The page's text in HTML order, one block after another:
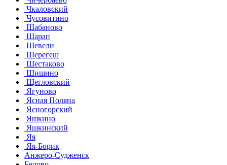
Чкаловский
Чусовитино
Шабаново
Шарап
Шевели
Шерегеш
Шестаково
Шишино
Щегловский
Ягуново
Ясная Поляна
Ясногорский
Яшкино
Яшкинский
Яя
Яя-Борик
Анжеро-Судженск